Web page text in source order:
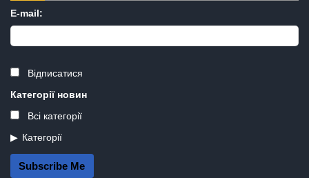
E-mail:
Відписатися
Категорії новин
Всі категорії
Категорії
Subscribe Me